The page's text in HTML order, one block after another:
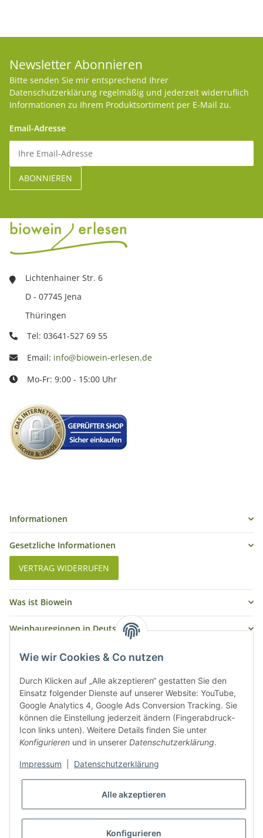
Wie wir Cookies & Co nutzen
Durch Klicken auf „Alle akzeptieren“ gestatten Sie den
Einsatz folgender Dienste auf unserer Website: YouTube,
Google Analytics 4, Google Ads Conversion Tracking. Sie
können die Einstellung jederzeit ändern (Fingerabdruck-
Icon links unten). Weitere Details finden Sie unter
Konfigurieren und in unserer Datenschutzerklärung.
Impressum Datenschutzerklärung
Alle akzeptieren
Konfigurieren
Newsletter Abonnieren
Bitte senden Sie mir entsprechend Ihrer
Datenschutzerklärung regelmäßig und jederzeit widerruflich
Informationen zu Ihrem Produktsortiment per E-Mail zu.
Email-Adresse
Lichtenhainer Str. 6
D - 07745 Jena
Thüringen
Tel: 03641-527 69 55
Email: info@biowein-erlesen.de
Mo-Fr: 9:00 - 15:00 Uhr
Informationen
Gesetzliche Informationen
VERTRAG WIDERRUFEN
Was ist Biowein
Weinbauregionen in Deutschland
Weinbauregionen und Weinbaugebiete in Österreich
Weiße Rebsorten
Rote Rebsorten